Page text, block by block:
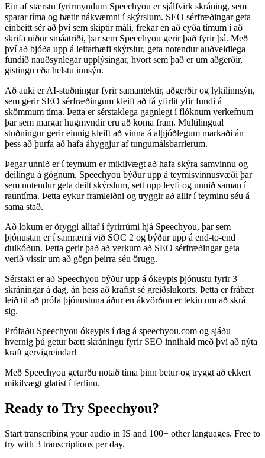
Ein af stærstu fyrirmyndum Speechyou er sjálfvirk skráning, sem
sparar tíma og bætir nákvæmni í skýrslum. SEO sérfræðingar geta
einbeitt sér að því sem skiptir máli, frekar en að eyða tímum í að
skrifa niður smáatriði, þar sem Speechyou gerir það fyrir þá. Með
því að bjóða upp á leitarhæfi skýrslur, geta notendur auðveldlega
fundið nauðsynlegar upplýsingar, hvort sem það er um aðgerðir,
gistingu eða helstu innsýn.
Að auki er AI-stuðningur fyrir samantektir, aðgerðir og lykilinnsýn,
sem gerir SEO sérfræðingum kleift að fá yfirlit yfir fundi á
skömmum tíma. Þetta er sérstaklega gagnlegt í flóknum verkefnum
þar sem margar hugmyndir eru að koma fram. Multilingual
stuðningur gerir einnig kleift að vinna á alþjóðlegum markaði án
þess að þurfa að hafa áhyggjur af tungumálsbarrierum.
Þegar unnið er í teymum er mikilvægt að hafa skýra samvinnu og
deilingu á gögnum. Speechyou býður upp á teymisvinnusvæði þar
sem notendur geta deilt skýrslum, sett upp leyfi og unnið saman í
rauntíma. Þetta eykur framleiðni og tryggir að allir í teyminu séu á
sama stað.
Að lokum er öryggi alltaf í fyrirrúmi hjá Speechyou, þar sem
þjónustan er í samræmi við SOC 2 og býður upp á end-to-end
dulkóðun. Þetta gerir það að verkum að SEO sérfræðingar geta
verið vissir um að gögn þeirra séu örugg.
Sérstakt er að Speechyou býður upp á ókeypis þjónustu fyrir 3
skráningar á dag, án þess að krafist sé greiðslukorts. Þetta er frábær
leið til að prófa þjónustuna áður en ákvörðun er tekin um að skrá
sig.
Prófaðu Speechyou ókeypis í dag á speechyou.com og sjáðu
hvernig þú getur bætt skráningu fyrir SEO innihald með því að nýta
kraft gervigreindar!
Með Speechyou geturðu notað tíma þinn betur og tryggt að ekkert
mikilvægt glatist í ferlinu.
Ready to Try Speechyou?
Start transcribing your audio in IS and 100+ other languages. Free to
try with 3 transcriptions per day.